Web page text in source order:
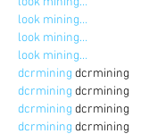
look mining…
look mining…
look mining…
dcrmining dcrmining
dcrmining dcrmining
dcrmining dcrmining
dcrmining dcrmining